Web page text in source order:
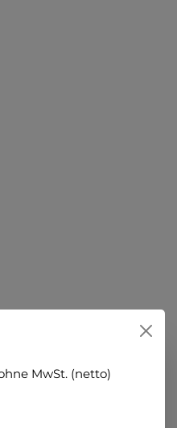
MwSt. (netto)